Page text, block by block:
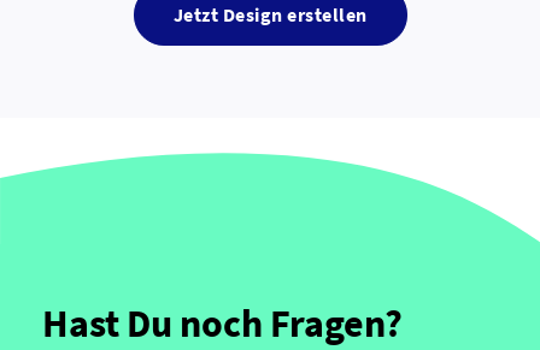
Jetzt Design erstellen
Hast Du noch Fragen?